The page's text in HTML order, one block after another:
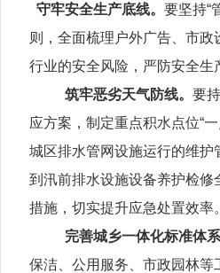
守牢安全生产底线。要坚持“
则，全面梳理户外广告、市
行业的安全风险，严防安全生
筑牢恶劣天气防线。要
应方案，制定重点积水点位“
城区排水管网设施运行的维护
到汛前排水设施设备养护检修
措施，切实提升应急处置效
完善城乡一体化标准体
保洁、公用服务、市政园林等